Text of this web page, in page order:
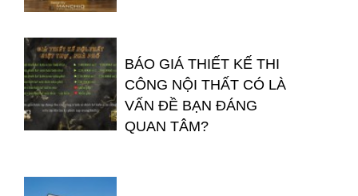
BÁO GIÁ THIẾT KẾ THI
CÔNG NỘI THẤT CÓ LÀ
VẤN ĐỀ BẠN ĐÁNG
QUAN TÂM?